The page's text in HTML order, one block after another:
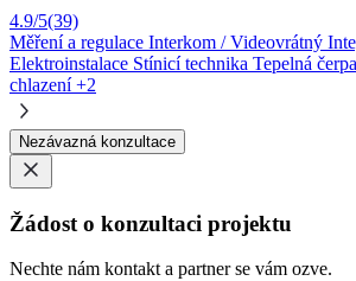
4.9/5(39)
Měření a regulace Interkom / Videovrátný
Elektroinstalace Stínicí technika Tepelná
chlazení +2
Nezávazná konzultace
Žádost o konzultaci projektu
Nechte nám kontakt a partner se vám ozve.